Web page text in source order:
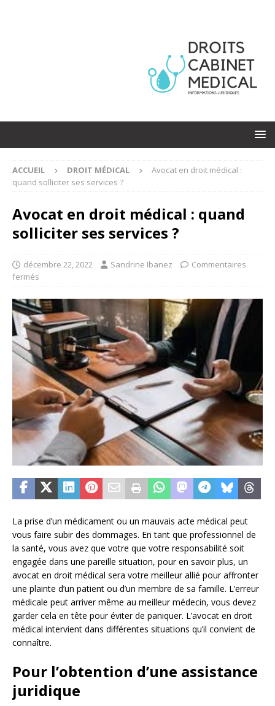
ACCUEIL DROIT MÉDICAL
Avocat en droit médical :
quand solliciter ses services ?
Avocat en droit médical : quand
solliciter ses services ?
décembre 22, 2022 Sandrine Ibanez
Commentaires
fermés
La prise d’un médicament ou un mauvais acte médical peut
vous faire subir des dommages. En tant que professionnel de
la santé, vous avez que votre que votre responsabilité soit
engagée dans une pareille situation, pour en savoir plus, un
avocat en droit médical sera votre meilleur allié pour affronter
une plainte d’un patient ou d’un membre de sa famille. L’erreur
médicale peut arriver même au meilleur médecin, vous devez
garder cela en tête pour éviter de paniquer. L’avocat en droit
médical intervient dans différentes situations qu’il convient de
connaître.
Pour l’obtention d’une assistance
juridique